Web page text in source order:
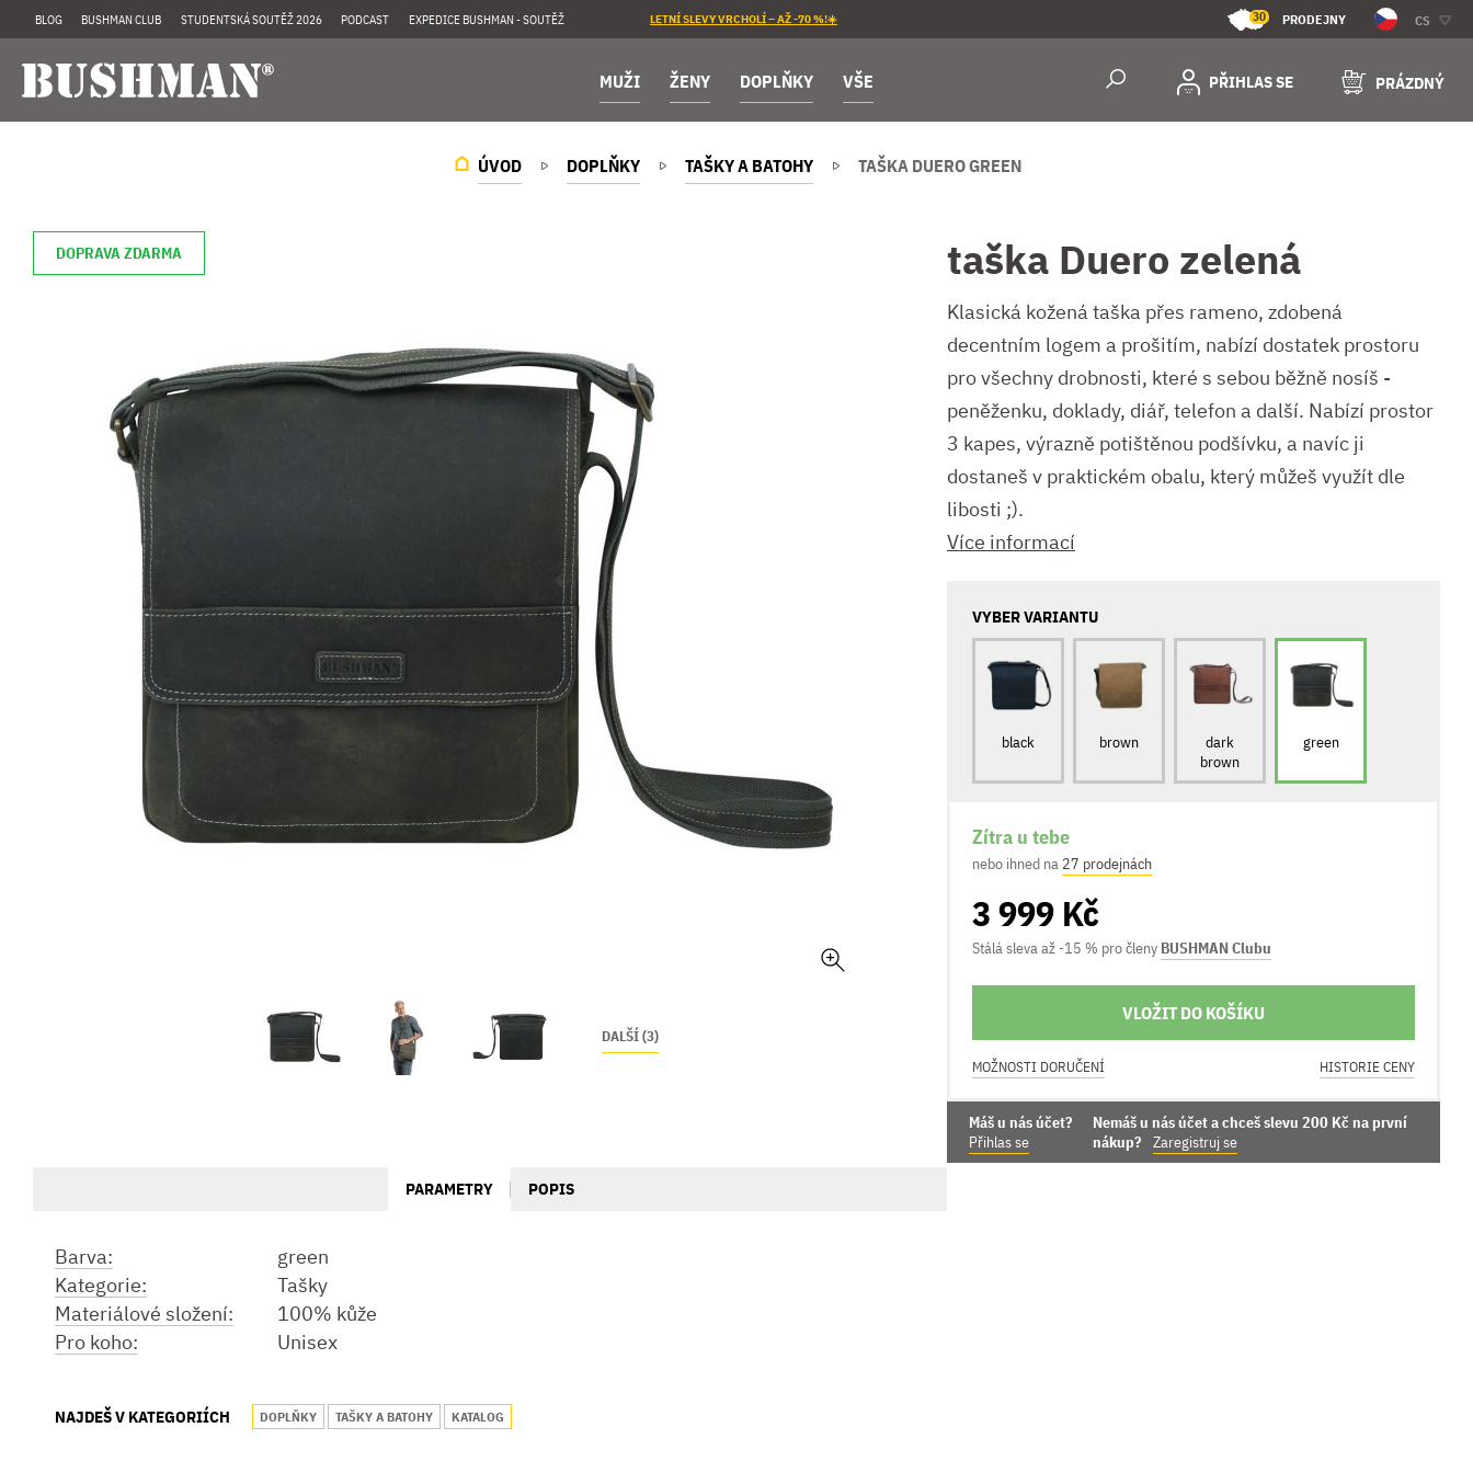
BLOG BUSHMAN CLUB STUDENTSKÁ SOUTĚŽ 2026 PODCAST EXPEDICE BUSHMAN - SOUTĚŽ LETNÍ SLEVY VRCHOLÍ – AŽ -70 %!☀️ 30 PRODEJNY CS
MUŽI ŽENY DOPLŇKY VŠE PŘIHLAS SE PRÁZDNÝ
ÚVOD DOPLŇKY TAŠKY A BATOHY TAŠKA DUERO GREEN
DOPRAVA ZDARMA
DALŠÍ (3)
taška Duero zelená
Klasická kožená taška přes rameno, zdobená
decentním logem a prošitím, nabízí dostatek prostoru
pro všechny drobnosti, které s sebou běžně nosíš -
peněženku, doklady, diář, telefon a další. Nabízí prostor
3 kapes, výrazně potištěnou podšívku, a navíc ji
dostaneš v praktickém obalu, který můžeš využít dle
libosti ;).
Více informací
VYBER VARIANTU
black brown
dark
brown
green
Zítra u tebe
nebo ihned na 27 prodejnách
3 999 Kč
Stálá sleva až -15 % pro členy BUSHMAN Clubu
VLOŽIT DO KOŠÍKU
MOŽNOSTI DORUČENÍ HISTORIE CENY
Máš u nás účet?
Přihlas se
Nemáš u nás účet a chceš slevu 200 Kč na první
nákup?
Zaregistruj se
PARAMETRY POPIS
Barva:
green
Kategorie:
Tašky
Materiálové složení:
100% kůže
Pro koho:
Unisex
NAJDEŠ V KATEGORIÍCH DOPLŇKY TAŠKY A BATOHY KATALOG